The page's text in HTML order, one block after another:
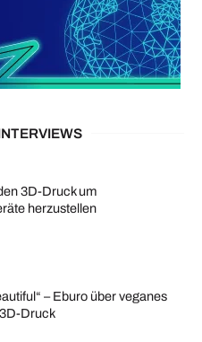
3D-Druck um
herzustellen
– Eburo über veganes
Druck